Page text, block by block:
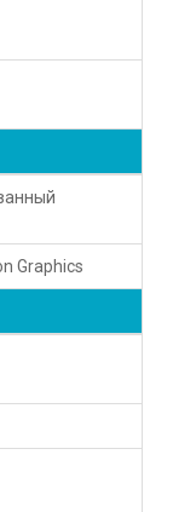
Graphics